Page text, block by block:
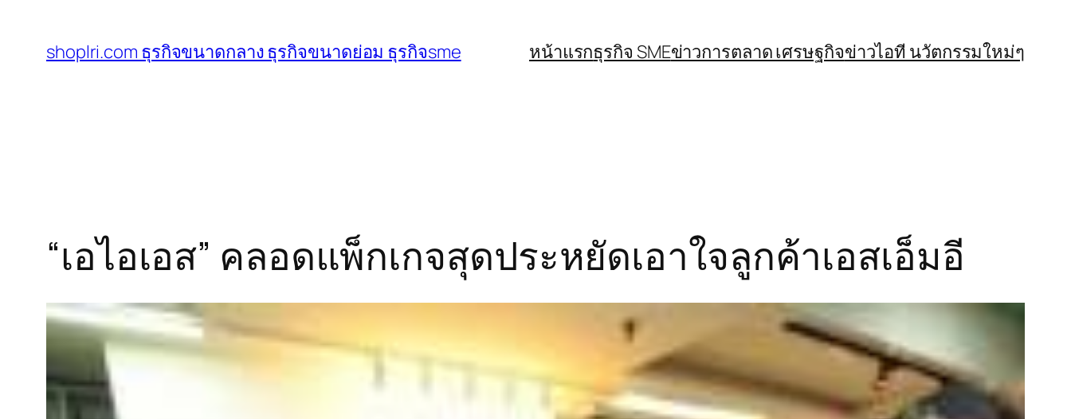
shoplri.com ธุรกิจขนาดกลาง ธุรกิจขนาดย่อม ธุรกิจsme หน้าแรกธุรกิจ SMEข่าวการตลาด เศรษฐกิจข่าวไอที นวัตกรรมใหม่ๆ
“เอไอเอส” คลอดแพ็กเกจสุดประหยัดเอาใจลูกค้าเอสเอ็มอี